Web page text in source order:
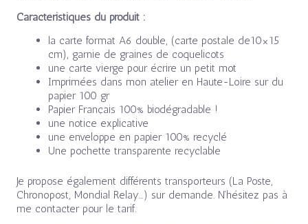
Caractéristiques du produit :
la carte format A6 double, (carte postale de10×15
cm), garnie de graines de coquelicots
une carte vierge pour écrire un petit mot
Imprimées dans mon atelier en Haute-Loire sur du
papier 100 gr
Papier Français 100% biodégradable !
une notice explicative
une enveloppe en papier 100% recyclé
Une pochette transparente recyclable
Je propose également différents transporteurs (La Poste,
Chronopost, Mondial Relay…) sur demande. N’hésitez pas à
me contacter pour le tarif.